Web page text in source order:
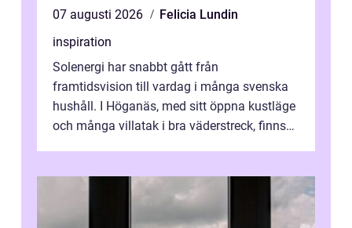
07 augusti 2026
Felicia Lundin
inspiration
Solenergi har snabbt gått från
framtidsvision till vardag i många svenska
hushåll. I Höganäs, med sitt öppna kustläge
och många villatak i bra väderstreck, finns